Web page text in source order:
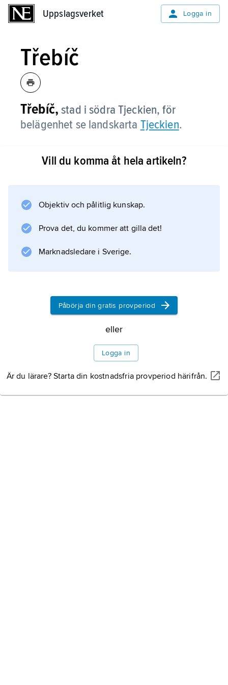
Uppslagsverket Logga in
Třebíč
Třebíč, stad i södra Tjeckien, för
belägenhet se landskarta Tjeckien.
Vill du komma åt hela artikeln?
Objektiv och pålitlig kunskap.
Prova det, du kommer att gilla det!
Marknadsledare i Sverige.
Påbörja din gratis provperiod
eller
Logga in
Är du lärare? Starta din kostnadsfria provperiod härifrån.